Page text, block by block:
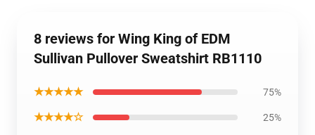
8 reviews for Wing King of EDM
Sullivan Pullover Sweatshirt RB1110
★★★★★ 75%
★★★★☆ 25%